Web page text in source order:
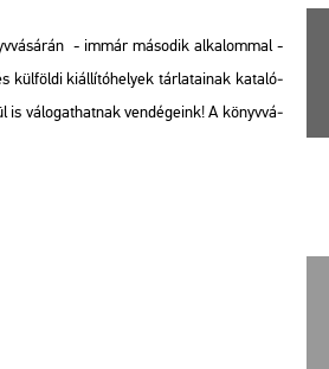
- immár má­so­dik al­ka­lom­mal -
kül­föl­di ki­ál­lí­tó­he­lyek tár­la­ta­i­nak ka­ta­ló­
is vá­lo­gat­hat­nak ven­dé­ge­ink! A könyv­vá­